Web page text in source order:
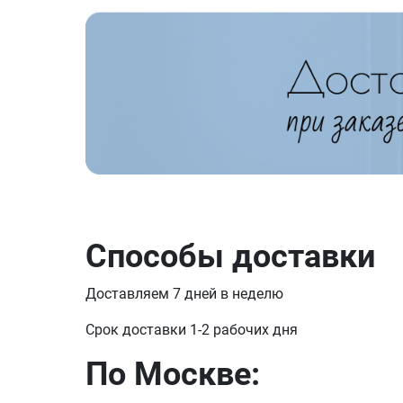
Способы доставки
Доставляем 7 дней в неделю
Срок доставки 1-2 рабочих дня
По Москве: